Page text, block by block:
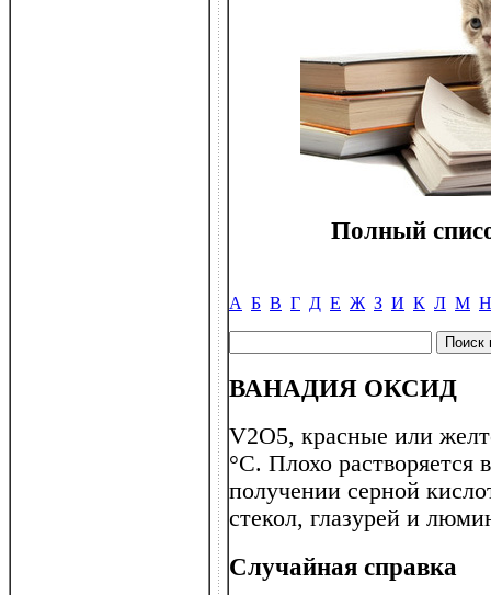
Полный
А Б В Г Д Е Ж З И К Л М Н
ВАНАДИЯ ОКСИД
V2O5, красные или
°C. Плохо растворяется
получении серной
стекол, глазурей и
Случайная справка